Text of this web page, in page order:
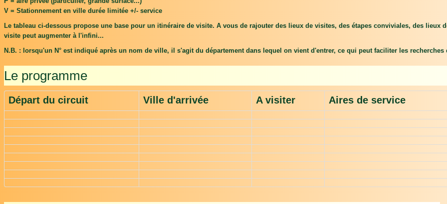
V = Stationnement en ville durée limitée +/- service
Le tableau ci-dessous propose une base pour un itinéraire de visite. A vous de rajouter des lieux de visites, des étapes conviviales, des lieux
visite peut augmenter à l'infini...
N.B. : lorsqu'un N° est indiqué après un nom de ville, il s'agit du département dans lequel on vient d'entrer, ce qui peut faciliter les
Le programme
Départ du circuit Ville d'arrivée A visiter Aires de service